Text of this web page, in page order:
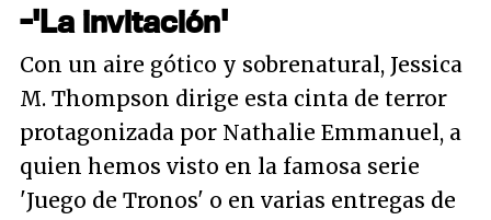
-'La invitación'
Con un aire gótico y sobrenatural, Jessica
M. Thompson dirige esta cinta de terror
protagonizada por Nathalie Emmanuel, a
quien hemos visto en la famosa serie
'Juego de Tronos' o en varias entregas de